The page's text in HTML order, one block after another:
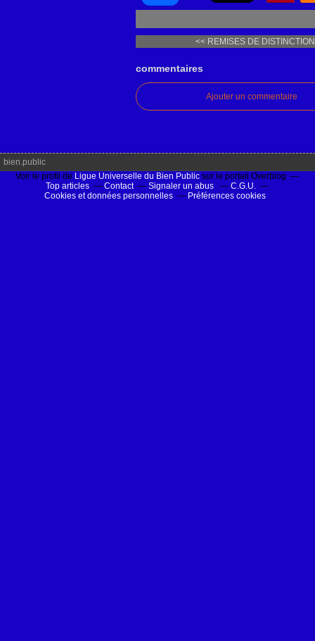
<< REMISES DE
commentaires
Ajouter un commentaire
bien.public
Voir le profil de Ligue Universelle du Bien Public sur le portail Overblog
Top articles
Contact Signaler un abus
C.G.U.
Cookies et données personnelles
Préférences cookies